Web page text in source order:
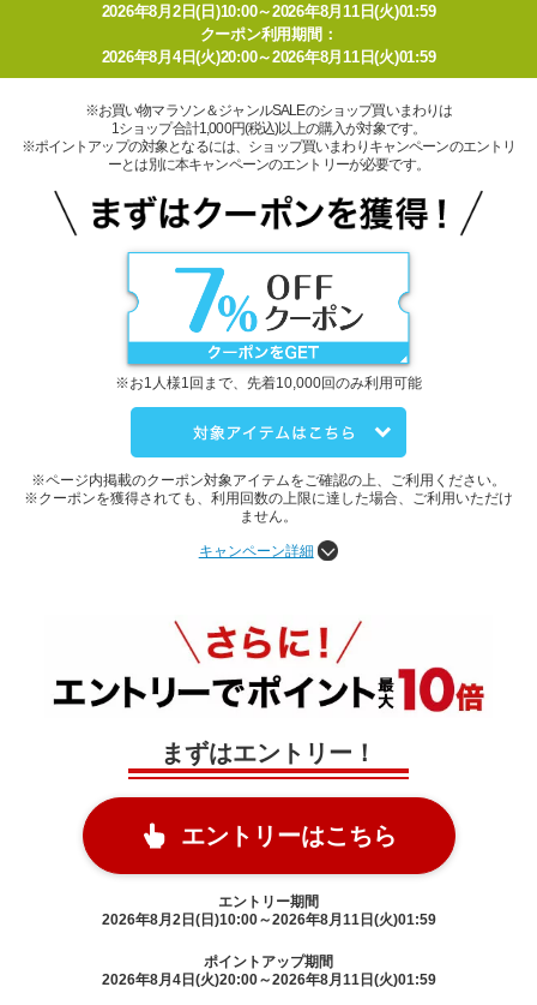
2026年8月2日(日)10:00～2026年8月11日(火)01:59
クーポン利用期間：
2026年8月4日(火)20:00～2026年8月11日(火)01:59
※お買い物マラソン＆ジャンルSALEのショップ買いまわりは
1ショップ合計1,000円(税込)以上の購入が対象です。
※ポイントアップの対象となるには、ショップ買いまわりキャンペーンのエントリ
ーとは別に本キャンペーンのエントリーが必要です。
※お1人様1回まで、先着10,000回のみ利用可能
※ページ内掲載のクーポン対象アイテムをご確認の上、ご利用ください。
※クーポンを獲得されても、利用回数の上限に達した場合、ご利用いただけ
ません。
キャンペーン詳細
まずはエントリー！
エントリーはこちら
エントリー期間
2026年8月2日(日)10:00～2026年8月11日(火)01:59
ポイントアップ期間
2026年8月4日(火)20:00～2026年8月11日(火)01:59